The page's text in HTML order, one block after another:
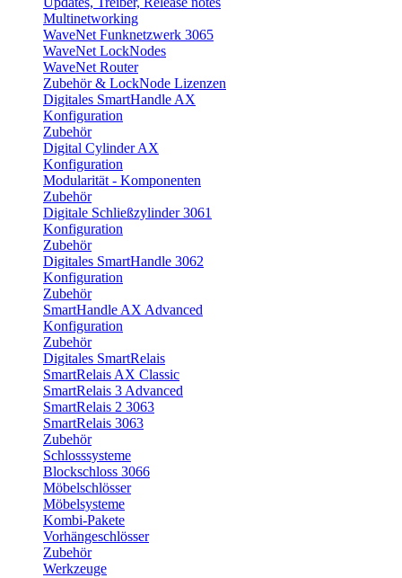
Multinetworking
WaveNet Funknetzwerk 3065
WaveNet LockNodes
WaveNet Router
Zubehör & LockNode Lizenzen
Digitales SmartHandle AX
Konfiguration
Zubehör
Digital Cylinder AX
Konfiguration
Modularität - Komponenten
Zubehör
Digitale Schließzylinder 3061
Konfiguration
Zubehör
Digitales SmartHandle 3062
Konfiguration
Zubehör
SmartHandle AX Advanced
Konfiguration
Zubehör
Digitales SmartRelais
SmartRelais AX Classic
SmartRelais 3 Advanced
SmartRelais 2 3063
SmartRelais 3063
Zubehör
Schlosssysteme
Blockschloss 3066
Möbelschlösser
Möbelsysteme
Kombi-Pakete
Vorhängeschlösser
Zubehör
Werkzeuge